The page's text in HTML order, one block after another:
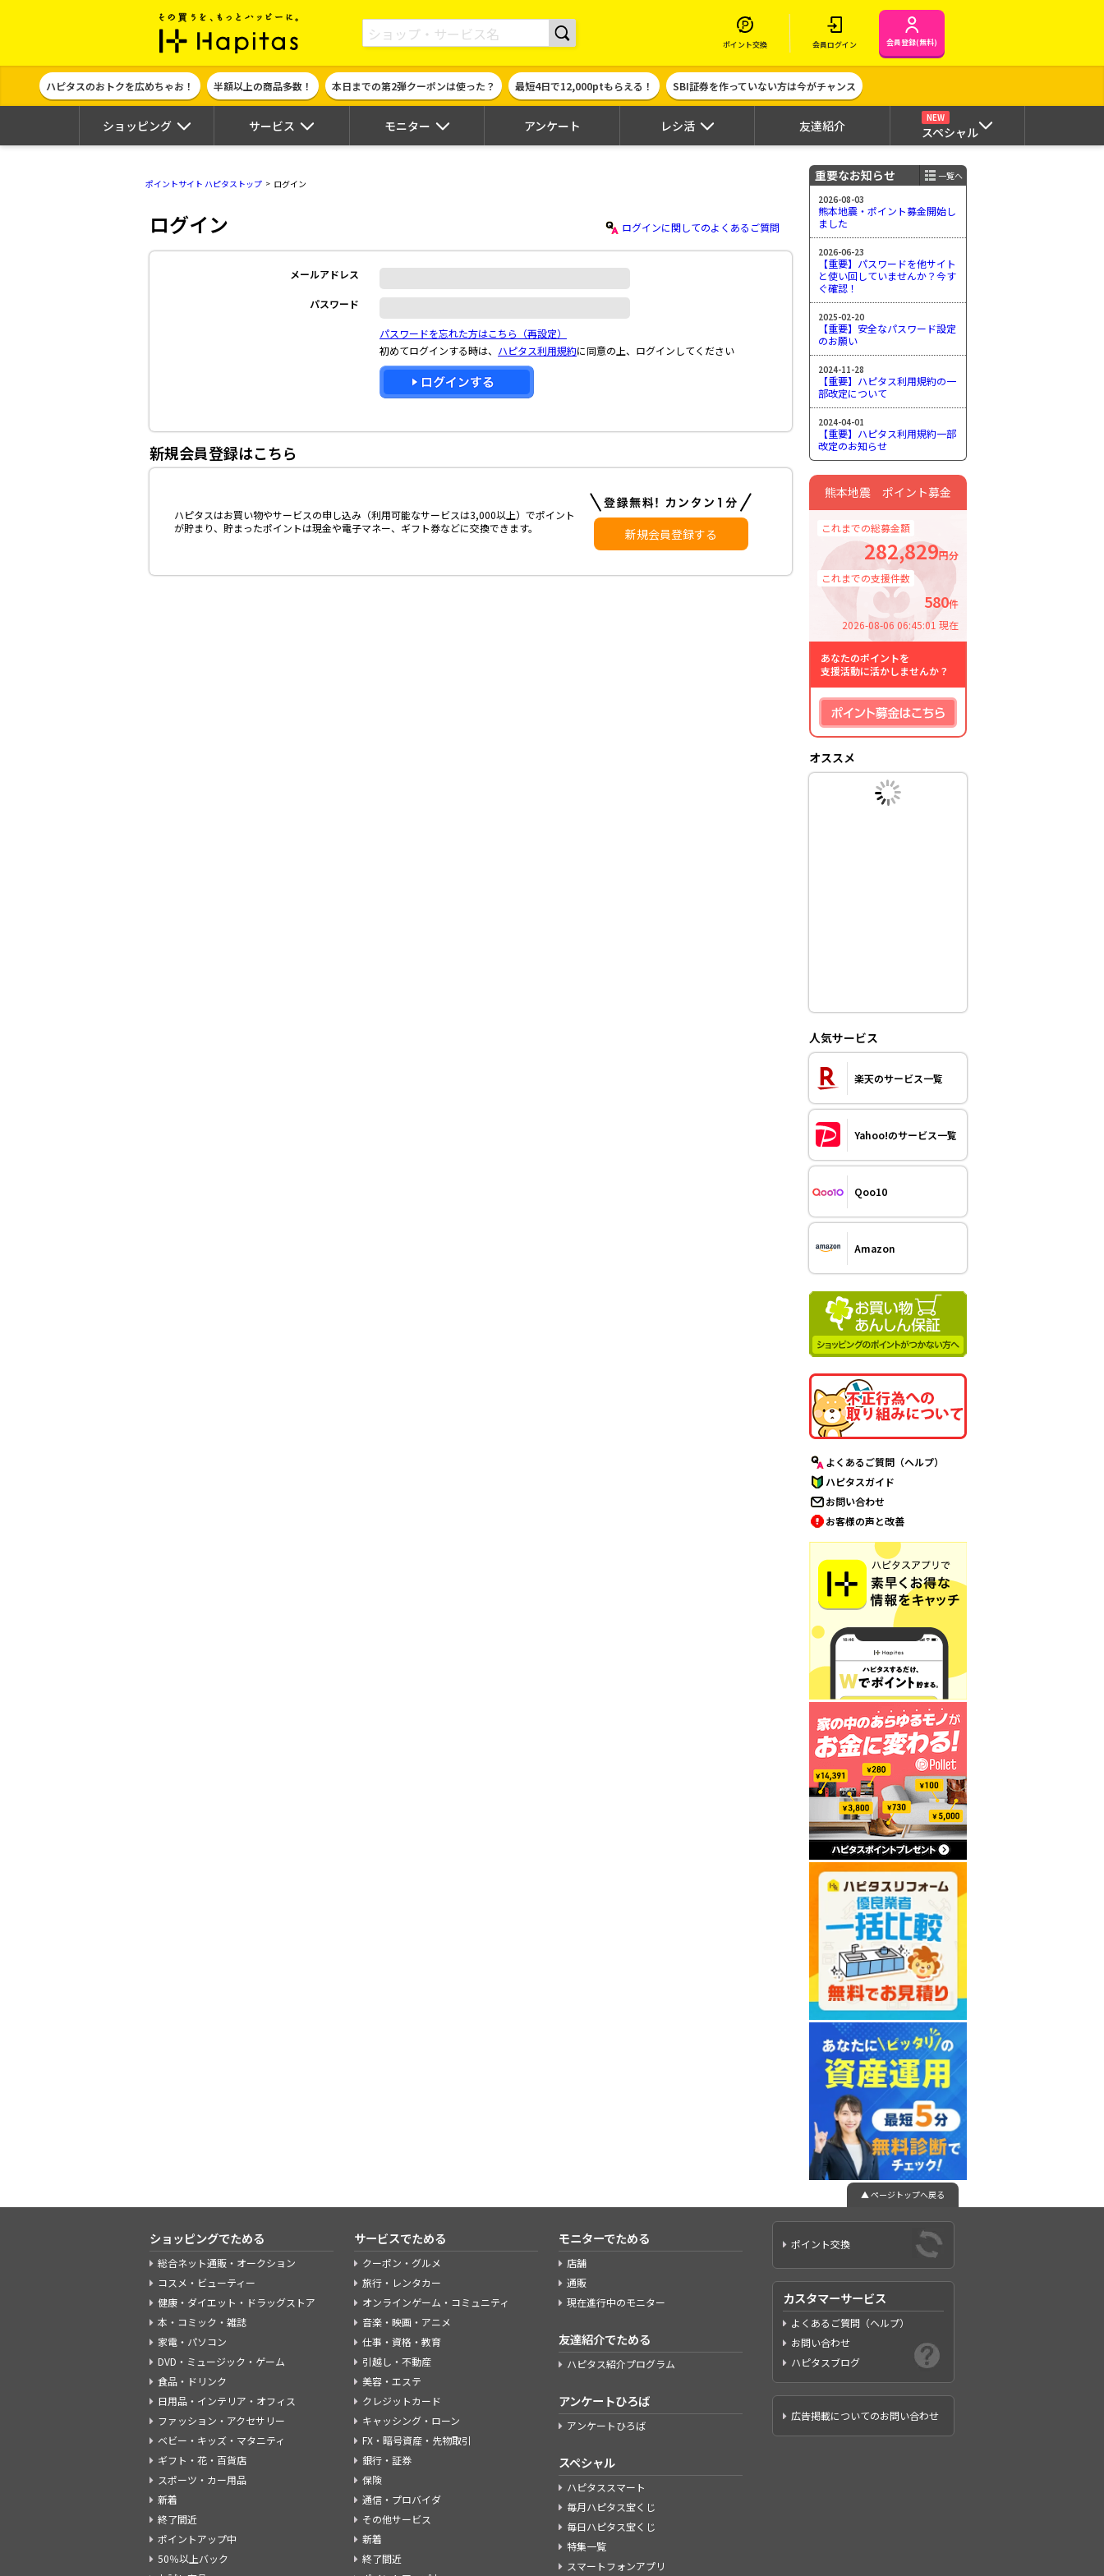
ポイント貯めて現金やギフト券に交換できるポイントサイト | ハピタス
ポイント交換 会員ログイン 会員登録(無料)
ハピタスのおトクを広めちゃお！ 半額以上の商品多数！ 本日までの第2弾クーポンは使った？ 最短4日で12,000ptもらえる！ SBI証券を作っていない方は今がチャンス
ショッピング サービス モニター アンケート レシ活 友達紹介
NEW
スペシャル
ポイントサイト ハピタストップ ログイン
ログイン ログインに関してのよくあるご質問
メールアドレス
パスワード
パスワードを忘れた方はこちら（再設定）
初めてログインする時は、 ハピタス利用規約に同意の上、ログインしてください
新規会員登録はこちら
ハピタスはお買い物やサービスの申し込み（利用可能なサービスは3,000以上）でポイント
が貯まり、貯まったポイントは現金や電子マネー、ギフト券などに交換できます。
新規会員登録する
重要なお知らせ
一覧へ
2026-08-03
熊本地震・ポイント募金開始し
ました
2026-06-23
【重要】パスワードを他サイト
と使い回していませんか？今す
ぐ確認！
2025-02-20
【重要】安全なパスワード設定
のお願い
2024-11-28
【重要】ハピタス利用規約の一
部改定について
2024-04-01
【重要】ハピタス利用規約一部
改定のお知らせ
熊本地震 ポイント募金
これまでの総募金額
282,829円分
これまでの支援件数
580件
2026-08-06 06:45:01 現在
あなたのポイントを
支援活動に活かしませんか？
オススメ
人気サービス
楽天のサービス一覧
Yahoo!のサービス一覧
Qoo10
Amazon
よくあるご質問（ヘルプ）
ハピタスガイド
お問い合わせ
お客様の声と改善
▲ ページトップへ戻る
ショッピングでためる
総合ネット通販・オークション
コスメ・ビューティー
健康・ダイエット・ドラッグストア
本・コミック・雑誌
家電・パソコン
DVD・ミュージック・ゲーム
食品・ドリンク
日用品・インテリア・オフィス
ファッション・アクセサリー
ベビー・キッズ・マタニティ
ギフト・花・百貨店
スポーツ・カー用品
新着
終了間近
ポイントアップ中
50％以上バック
サービスでためる
クーポン・グルメ
旅行・レンタカー
オンラインゲーム・コミュニティ
音楽・映画・アニメ
仕事・資格・教育
引越し・不動産
美容・エステ
クレジットカード
キャッシング・ローン
FX・暗号資産・先物取引
銀行・証券
保険
通信・プロバイダ
その他サービス
新着
終了間近
モニターでためる
店舗
通販
現在進行中のモニター
友達紹介でためる
ハピタス紹介プログラム
アンケートひろば
アンケートひろば
スペシャル
ハピタススマート
毎月ハピタス宝くじ
毎日ハピタス宝くじ
特集一覧
スマートフォンアプリ
ポイント交換
カスタマーサービス
よくあるご質問（ヘルプ）
お問い合わせ
ハピタスブログ
広告掲載についてのお問い合わせ